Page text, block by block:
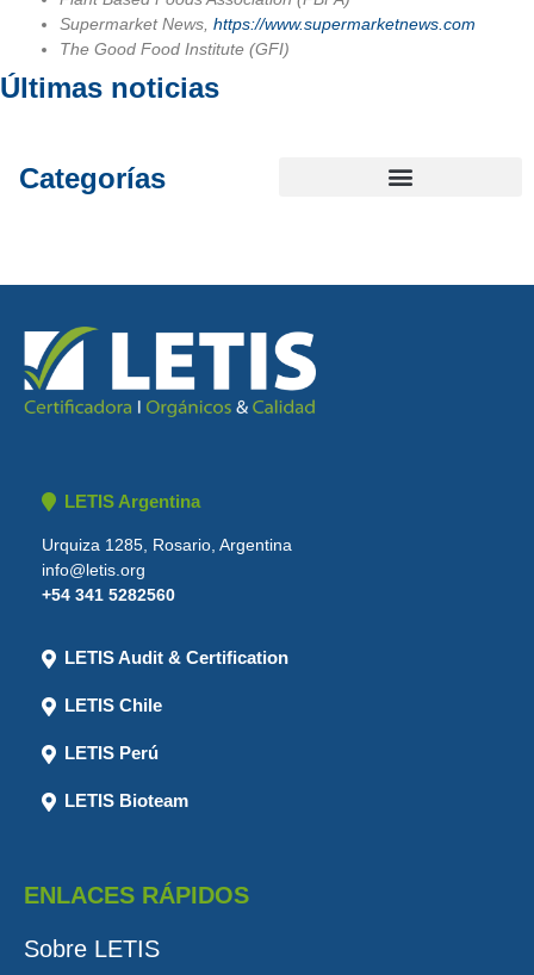
Supermarket News, https://www.supermarketnews.com
The Good Food Institute (GFI)
Últimas noticias
Categorías
LETIS Argentina
Urquiza 1285, Rosario, Argentina
info@letis.org
+54 341 5282560
LETIS Audit & Certification
LETIS Chile
LETIS Perú
LETIS Bioteam
ENLACES RÁPIDOS
Sobre LETIS